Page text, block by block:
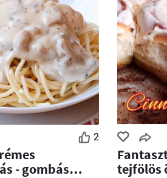
2
- gombás
tejfölös